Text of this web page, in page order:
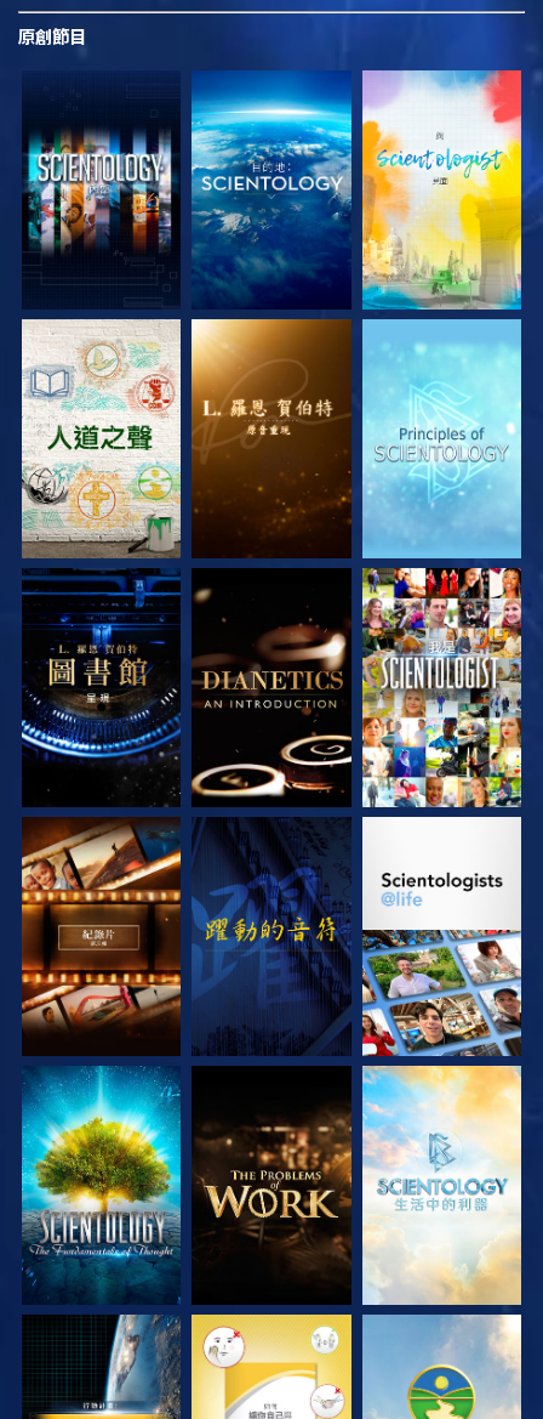
原創節目
探索系列節目 探索系列節目 探索系列節目
探索系列節目 探索系列節目 觀看
探索系列節目 觀看 探索系列節目
探索系列節目 探索系列節目 探索系列節目
觀看 觀看 觀看